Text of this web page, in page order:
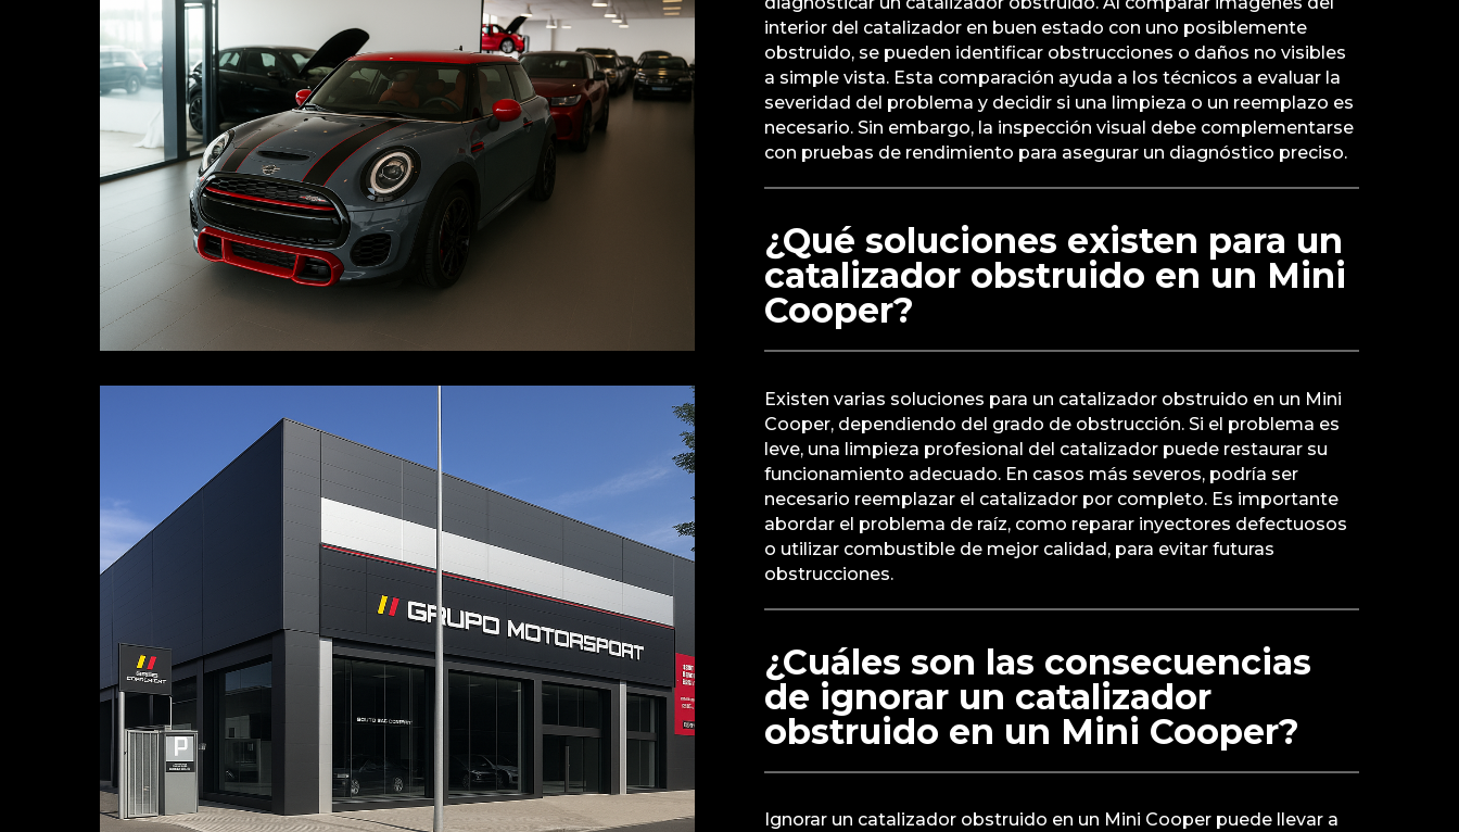
interior del catalizador en buen estado con uno posiblemente
obstruido, se pueden identificar obstrucciones o daños no visibles
a simple vista. Esta comparación ayuda a los técnicos a evaluar la
severidad del problema y decidir si una limpieza o un reemplazo es
necesario. Sin embargo, la inspección visual debe complementarse
con pruebas de rendimiento para asegurar un diagnóstico preciso.
¿Qué soluciones existen para un
catalizador obstruido en un Mini
Cooper?
Existen varias soluciones para un catalizador obstruido en un Mini
Cooper, dependiendo del grado de obstrucción. Si el problema es
leve, una limpieza profesional del catalizador puede restaurar su
funcionamiento adecuado. En casos más severos, podría ser
necesario reemplazar el catalizador por completo. Es importante
abordar el problema de raíz, como reparar inyectores defectuosos
o utilizar combustible de mejor calidad, para evitar futuras
obstrucciones.
¿Cuáles son las consecuencias
de ignorar un catalizador
obstruido en un Mini Cooper?
Ignorar un catalizador obstruido en un Mini Cooper puede llevar a